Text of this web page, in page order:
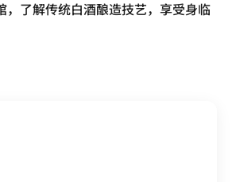
，了解传统白酒酿造技艺，享受身临